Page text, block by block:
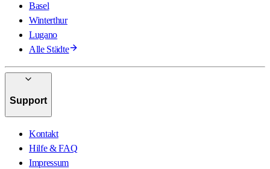
Basel
Winterthur
Lugano
Alle Städte
Support
Kontakt
Hilfe & FAQ
Impressum